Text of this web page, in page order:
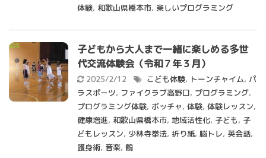
体験, 和歌山県橋本市, 楽しいプログラミング
子どもから大人まで一緒に楽しめる多世
代交流体験会（令和７年３月）
2025/2/12 こども体験, トーンチャイム, パ
ラスポーツ, ファイクラブ高野口, プログラミング,
プログラミング体験, ボッチャ, 体験, 体験レッスン,
健康増進, 和歌山県橋本市, 地域活性化, 子ども, 子
どもレッスン, 少林寺拳法, 折り紙, 脳トレ, 英会話,
護身術, 音楽, 鶴